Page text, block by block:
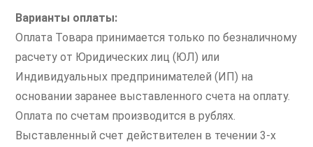
Варианты оплаты:
Оплата Товара принимается только по безналичному
расчету от Юридических лиц (ЮЛ) или
Индивидуальных предпринимателей (ИП) на
основании заранее выставленного счета на оплату.
Оплата по счетам производится в рублях.
Выставленный счет действителен в течении 3-х